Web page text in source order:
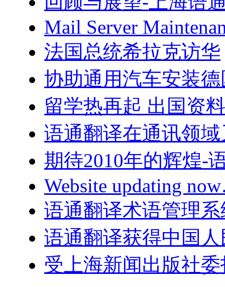
Mail Server
法国总统希拉克访华
协助通用汽车安装
留学热再起 出国资
语通翻译在通讯领
期待2010年的辉煌-
Website updating
语通翻译术语管理
语通翻译获得中国
受上海新闻出版社